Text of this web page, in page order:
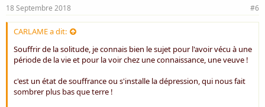
18 Septembre 2018 #6
CARLAME a dit:
Souffrir de la solitude, je connais bien le sujet pour l'avoir vécu à une
période de la vie et pour la voir chez une connaissance, une veuve !
c'est un état de souffrance ou s'installe la dépression, qui nous fait
sombrer plus bas que terre !